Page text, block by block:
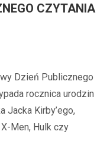
CZYTANIA
Dzień Publicznego
rocznica urodzin
Jacka Kirby’ego,
Men, Hulk czy